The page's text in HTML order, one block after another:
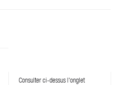
Consulter ci-dessus l'onglet